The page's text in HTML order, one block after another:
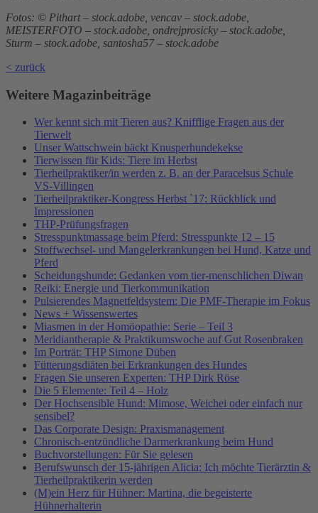
Fotos: © Pithart – stock.adobe, vencav – stock.adobe,
MEISTERFOTO – stock.adobe, ondrejprosicky – stock.adobe,
Sturm – stock.adobe, santosha57 – stock.adobe
< zurück
Weitere Magazinbeiträge
Wer kennt sich mit Tieren aus? Knifflige Fragen aus der
Tierwelt
Unser Wattschwein bäckt Knusperhundekekse
Tierwissen für Kids: Tiere im Herbst
Tierheilpraktiker/in werden z. B. an der Paracelsus Schule
VS-Villingen
Tierheilpraktiker-Kongress Herbst `17: Rückblick und
Impressionen
THP-Prüfungsfragen
Stresspunktmassage beim Pferd: Stresspunkte 12 – 15
Stoffwechsel- und Mangelerkrankungen bei Hund, Katze und
Pferd
Scheidungshunde: Gedanken vom tier-menschlichen Diwan
Reiki: Energie und Tierkommunikation
Pulsierendes Magnetfeldsystem: Die PMF-Therapie im Fokus
News + Wissenswertes
Miasmen in der Homöopathie: Serie – Teil 3
Meridiantherapie & Praktikumswoche auf Gut Rosenbraken
Im Porträt: THP Simone Düben
Fütterungsdiäten bei Erkrankungen des Hundes
Fragen Sie unseren Experten: THP Dirk Röse
Die 5 Elemente: Teil 4 – Holz
Der Hochsensible Hund: Mimose, Weichei oder einfach nur
sensibel?
Das Corporate Design: Praxismanagement
Chronisch-entzündliche Darmerkrankung beim Hund
Buchvorstellungen: Für Sie gelesen
Berufswunsch der 15-jährigen Alicia: Ich möchte Tierärztin &
Tierheilpraktikerin werden
(M)ein Herz für Hühner: Martina, die begeisterte
Hühnerhalterin